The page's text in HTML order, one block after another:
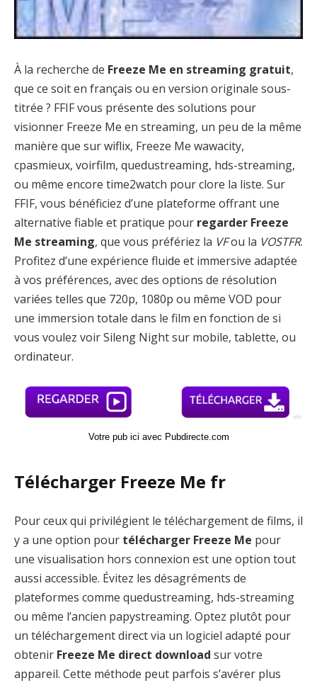
À la recherche de Freeze Me en streaming gratuit,
que ce soit en français ou en version originale sous-
titrée ? FFIF vous présente des solutions pour
visionner Freeze Me en streaming, un peu de la même
manière que sur wiflix, Freeze Me wawacity,
cpasmieux, voirfilm, quedustreaming, hds-streaming,
ou même encore time2watch pour clore la liste. Sur
FFIF, vous bénéficiez d’une plateforme offrant une
alternative fiable et pratique pour regarder Freeze
Me streaming, que vous préfériez la VFou la VOSTFR.
Profitez d’une expérience fluide et immersive adaptée
à vos préférences, avec des options de résolution
variées telles que 720p, 1080p ou même VOD pour
une immersion totale dans le film en fonction de si
vous voulez voir Sileng Night sur mobile, tablette, ou
ordinateur.
Votre pub ici avec Pubdirecte.com
Télécharger Freeze Me fr
Pour ceux qui privilégient le téléchargement de films, il
y a une option pour télécharger Freeze Me pour
une visualisation hors connexion est une option tout
aussi accessible. Évitez les désagréments de
plateformes comme quedustreaming, hds-streaming
ou même l’ancien papystreaming. Optez plutôt pour
un téléchargement direct via un logiciel adapté pour
obtenir Freeze Me direct download sur votre
appareil. Cette méthode peut parfois s’avérer plus